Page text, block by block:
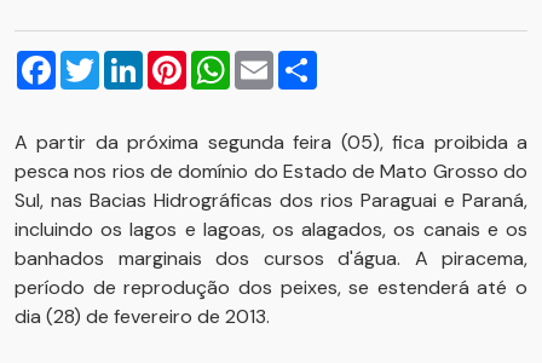
Facebook
TwitterLinkedInPinterestWhatsApp
Email
A partir da próxima segunda feira (05), fica proibida a
pesca nos rios de domínio do Estado de Mato Grosso do
Sul, nas Bacias Hidrográficas dos rios Paraguai e Paraná,
incluindo os lagos e lagoas, os alagados, os canais e os
banhados marginais dos cursos d'água. A piracema,
período de reprodução dos peixes, se estenderá até o
dia (28) de fevereiro de 2013.